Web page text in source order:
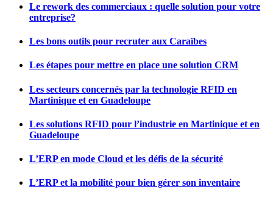
Le rework des commerciaux : quelle solution pour votre
entreprise?
Les bons outils pour recruter aux Caraïbes
Les étapes pour mettre en place une solution CRM
Les secteurs concernés par la technologie RFID en
Martinique et en Guadeloupe
Les solutions RFID pour l’industrie en Martinique et en
Guadeloupe
L’ERP en mode Cloud et les défis de la sécurité
L’ERP et la mobilité pour bien gérer son inventaire